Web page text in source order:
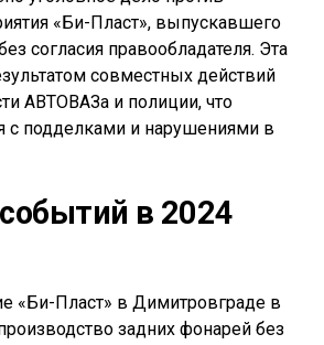
«Би-Пласт», выпускавшего
согласия правообладателя. Эта
совместных действий
АВТОВАЗа и полиции, что
с подделками и нарушениями в
в 2024
«Би-Пласт» в Димитровграде в
задних фонарей без